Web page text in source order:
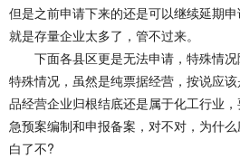
但是之前申请下来的还是可以继续延期
就是存量企业太多了，管不过来。
下面各县区更是无法申请，特殊情况
特殊情况，虽然是纯票据经营，按说应
品经营企业归根结底还是属于化工行业
急预案编制和申报备案，对不对，为什
白了不?